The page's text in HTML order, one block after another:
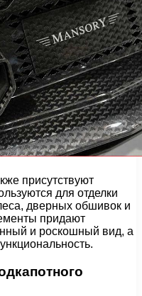
присутствуют
для отделки
дверных обшивок и
придают
и роскошный вид, а